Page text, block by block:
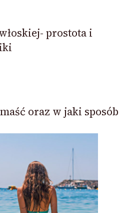
prostota i
oraz w jaki sposób